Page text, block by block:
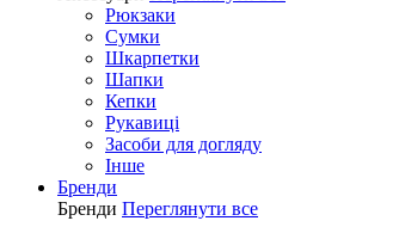
Рюкзаки
Сумки
Шкарпетки
Шапки
Кепки
Рукавиці
Засоби для догляду
Інше
Бренди
Бренди Переглянути все